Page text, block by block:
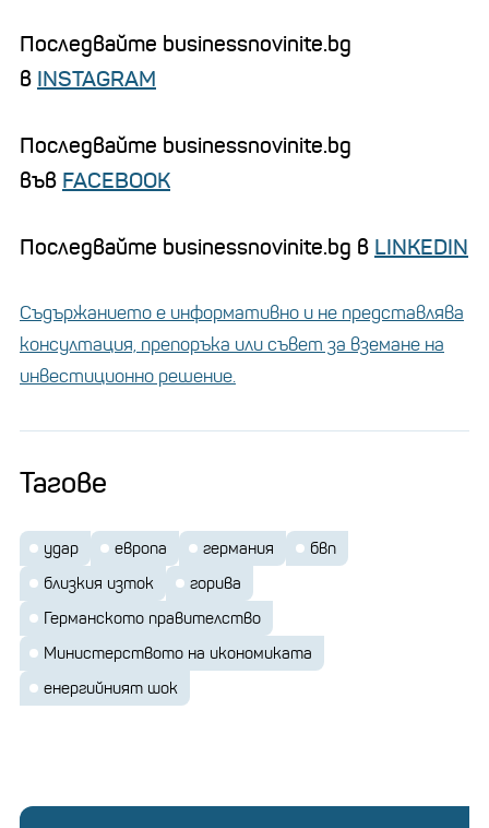
Последвайте businessnovinite.bg
в INSTAGRAM
Последвайте businessnovinite.bg
във FACEBOOK
Последвайте businessnovinite.bg в LINKEDIN
Съдържанието е информативно и не представлява
консултация, препоръка или съвет за вземане на
инвестиционно решение.
Тагове
удар европа германия
бвп
близкия изток
горива
Германското правителство
Министерството на икономиката
енергийният шок